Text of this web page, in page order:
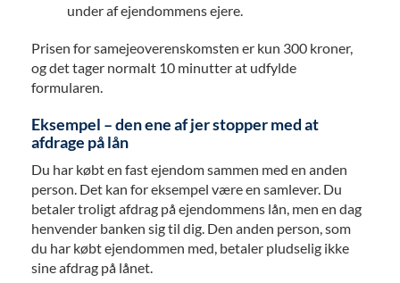
under af ejendommens ejere.
Prisen for samejeoverenskomsten er kun 300 kroner,
og det tager normalt 10 minutter at udfylde
formularen.
Eksempel – den ene af jer stopper med at
afdrage på lån
Du har købt en fast ejendom sammen med en anden
person. Det kan for eksempel være en samlever. Du
betaler troligt afdrag på ejendommens lån, men en dag
henvender banken sig til dig. Den anden person, som
du har købt ejendommen med, betaler pludselig ikke
sine afdrag på lånet.